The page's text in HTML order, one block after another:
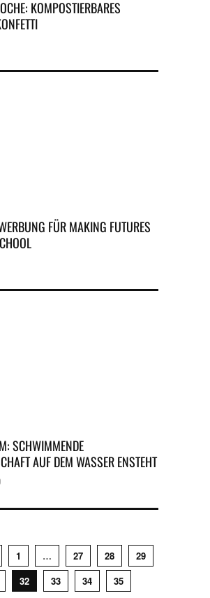
KOMPOSTIERBARES
FÜR MAKING FUTURES
SCHWIMMENDE
AUF DEM WASSER ENSTEHT
1 … 27 28
29
32 33 34
35